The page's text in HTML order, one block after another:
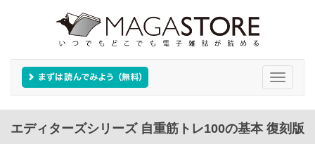
Toggle
エディターズシリーズ 自重筋トレ100の基本 復刻版